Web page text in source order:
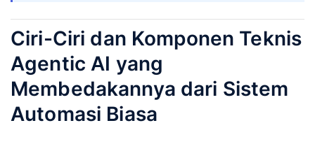
Ciri-Ciri dan Komponen Teknis
Agentic AI yang
Membedakannya dari Sistem
Automasi Biasa